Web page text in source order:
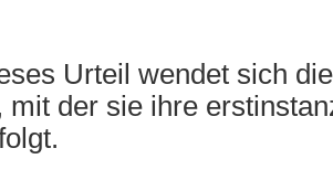
Urteil wendet sich
mit der sie ihre